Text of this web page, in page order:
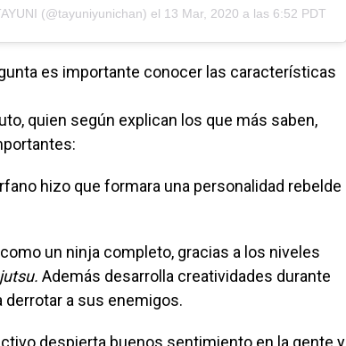
(@tayuniyunichan) el 13 Mar, 2020 a las 6:52 PDT
es importante conocer las características
quien según explican los que más saben,
hizo que formara una personalidad rebelde
un ninja completo, gracias a los niveles
Además desarrolla creatividades durante
derrotar a sus enemigos.
despierta buenos sentimiento en la gente y